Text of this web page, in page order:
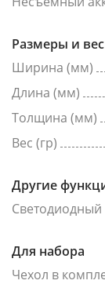
Размеры и вес
Ширина (мм)
Длина (мм)
Толщина (мм)
Вес (гр)
Другие
Светодиодный
Для набора
Чехол в